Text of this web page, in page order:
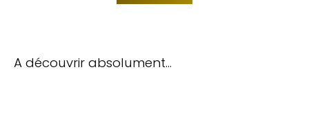
A découvrir absolument…